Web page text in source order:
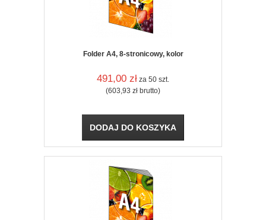
Folder A4, 8-stronicowy, kolor
491,00 zł za 50 szt.
(603,93 zł brutto)
DODAJ DO KOSZYKA